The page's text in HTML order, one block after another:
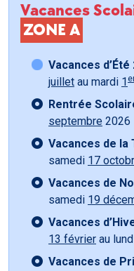
Vacances
ZONE A
Vacances
juillet au mardi 1
Rentrée
septembre 2026
Vacances de la
samedi 17
Vacances de
samedi 19
Vacances
13 février au
Vacances de